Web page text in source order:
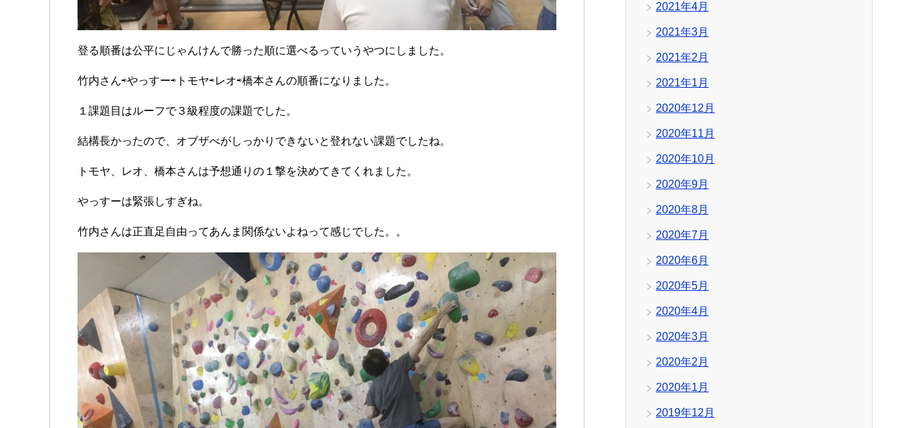
登る順番は公平にじゃんけんで勝った順に選べるっていうやつにしました。
竹内さん⇨やっすー⇨トモヤ⇨レオ⇨橋本さんの順番になりました。
１課題目はルーフで３級程度の課題でした。
結構長かったので、オブザべがしっかりできないと登れない課題でしたね。
トモヤ、レオ、橋本さんは予想通りの１撃を決めてきてくれました。
やっすーは緊張しすぎね。
竹内さんは正直足自由ってあんま関係ないよねって感じでした。。
2021年4月
2021年3月
2021年2月
2021年1月
2020年12月
2020年11月
2020年10月
2020年9月
2020年8月
2020年7月
2020年6月
2020年5月
2020年4月
2020年3月
2020年2月
2020年1月
2019年12月